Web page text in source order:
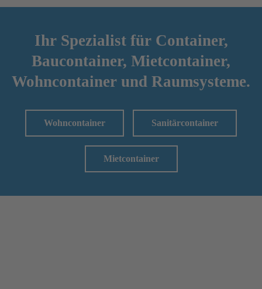
Ihr Spezialist für Container,
Baucontainer, Mietcontainer,
Wohncontainer und Raumsysteme.
Wohncontainer Sanitärcontainer
Mietcontainer